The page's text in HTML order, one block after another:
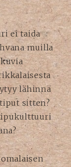
ei taida
muilla
lähinnä
sitten?